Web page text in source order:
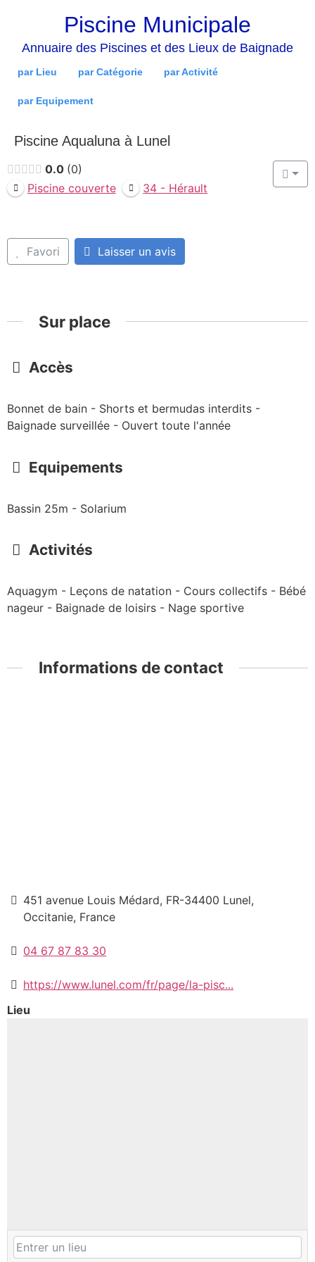
Piscine Municipale
Annuaire des Piscines et des Lieux de Baignade
par Lieu par Catégorie par Activité
par Equipement
Piscine Aqualuna à Lunel
0.0 0
Piscine couverte
34 - Hérault
Favori Laisser un avis
Sur place
Accès
Bonnet de bain - Shorts et bermudas interdits -
Baignade surveillée - Ouvert toute l'année
Equipements
Bassin 25m - Solarium
Activités
Aquagym - Leçons de natation - Cours collectifs - Bébé
nageur - Baignade de loisirs - Nage sportive
Informations de contact
451 avenue Louis Médard, FR-34400 Lunel,
Occitanie, France
04 67 87 83 30
https://www.lunel.com/fr/page/la-pisc...
Lieu